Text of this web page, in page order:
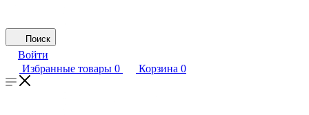
Поиск
Войти
Избранные товары 0 Корзина 0